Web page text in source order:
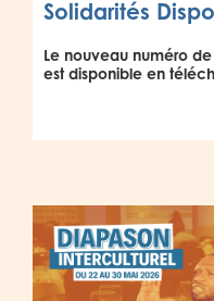
Solidarités
Le nouveau numéro de
est disponible en